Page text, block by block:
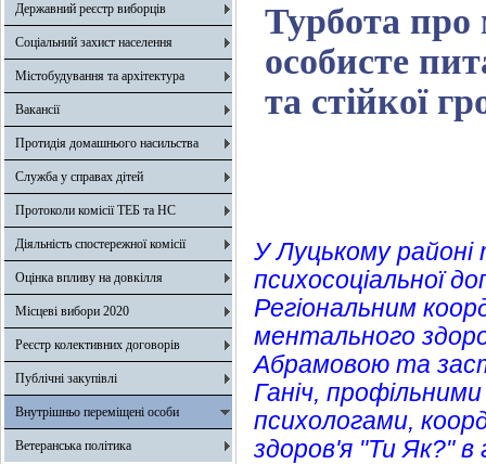
Державний реєстр виборців
Соціальний захист населення
Містобудування та архітектура
Вакансії
Протидія домашнього насильства
Служба у справах дітей
Протоколи комісії ТЕБ та НС
Діяльність спостережної комісії
Оцінка впливу на довкілля
Місцеві вибори 2020
Реєстр колективних договорів
Публічні закупівлі
Внутрішньо переміщені особи
Ветеранська політика
Турбота
особисте
та стійкої
У Луцькому районі
психосоціальної
Регіональним
ментального
Абрамовою та
Ганіч,
психологами,
здоров'я "Ти Як?" в